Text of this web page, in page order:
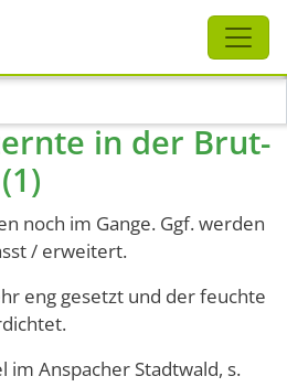
in der Brut-
noch im Gange. Ggf. werden
/ erweitert.
eng gesetzt und der feuchte
im Anspacher Stadtwald, s.
Schliessen